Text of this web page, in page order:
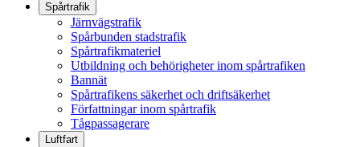
Spårtrafik
Järnvägstrafik
Spårbunden stadstrafik
Spårtrafikmateriel
Utbildning och behörigheter inom spårtrafiken
Bannät
Spårtrafikens säkerhet och driftsäkerhet
Författningar inom spårtrafik
Tågpassagerare
Luftfart